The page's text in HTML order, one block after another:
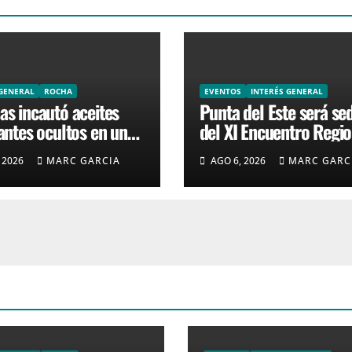
ROCHA
incautó aceites
ocultos en un
2026 MARC GARCIA
EVENTOS INTERÉS GENERAL
Punta del Este será
del XI Encuentro
de Cruceros
AGO 6, 2026 MARC